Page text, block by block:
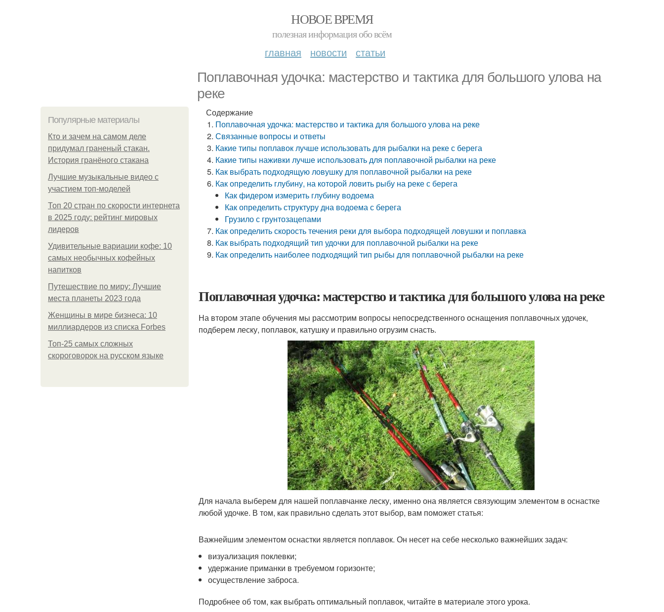
НОВОЕ ВРЕМЯ
полезная информация обо всём
главная новости статьи
Поплавочная удочка: мастерство и тактика для большого улова на
реке
Популярные материалы
Кто и зачем на самом деле
придумал граненый стакан.
История гранёного стакана
Лучшие музыкальные видео с
участием топ-моделей
Топ 20 стран по скорости интернета
в 2025 году: рейтинг мировых
лидеров
Удивительные вариации кофе: 10
самых необычных кофейных
напитков
Путешествие по миру: Лучшие
места планеты 2023 года
Женщины в мире бизнеса: 10
миллиардеров из списка Forbes
Топ-25 самых сложных
скороговорок на русском языке
Содержание
Поплавочная удочка: мастерство и тактика для большого улова на реке
Связанные вопросы и ответы
Какие типы поплавок лучше использовать для рыбалки на реке с берега
Какие типы наживки лучше использовать для поплавочной рыбалки на реке
Как выбрать подходящую ловушку для поплавочной рыбалки на реке
Как определить глубину, на которой ловить рыбу на реке с берега
Как фидером измерить глубину водоема
Как определить структуру дна водоема с берега
Грузило с грунтозацепами
Как определить скорость течения реки для выбора подходящей ловушки и поплавка
Как выбрать подходящий тип удочки для поплавочной рыбалки на реке
Как определить наиболее подходящий тип рыбы для поплавочной рыбалки на реке
Поплавочная удочка: мастерство и тактика для большого улова на реке
На втором этапе обучения мы рассмотрим вопросы непосредственного оснащения поплавочных удочек,
подберем леску, поплавок, катушку и правильно огрузим снасть.
Для начала выберем для нашей поплавчанке леску, именно она является связующим элементом в оснастке
любой удочке. В том, как правильно сделать этот выбор, вам поможет статья:
Важнейшим элементом оснастки является поплавок. Он несет на себе несколько важнейших задач:
визуализация поклевки;
удержание приманки в требуемом горизонте;
осуществление заброса.
Подробнее об том, как выбрать оптимальный поплавок, читайте в материале этого урока.